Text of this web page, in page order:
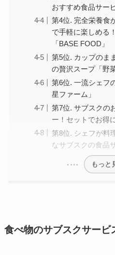
おすすめ食品サー
第4位. 完全栄養食
で手軽に楽しめる
「BASE FOOD」
第5位. カップのま
の贅沢スープ「野
第6位. 一流シェフ
星ファーム」
第7位. サブスクの
ー！セットでお得
第8位. シェフが料
なサブスクの食品
もっと
食べ物のサブスクサービ